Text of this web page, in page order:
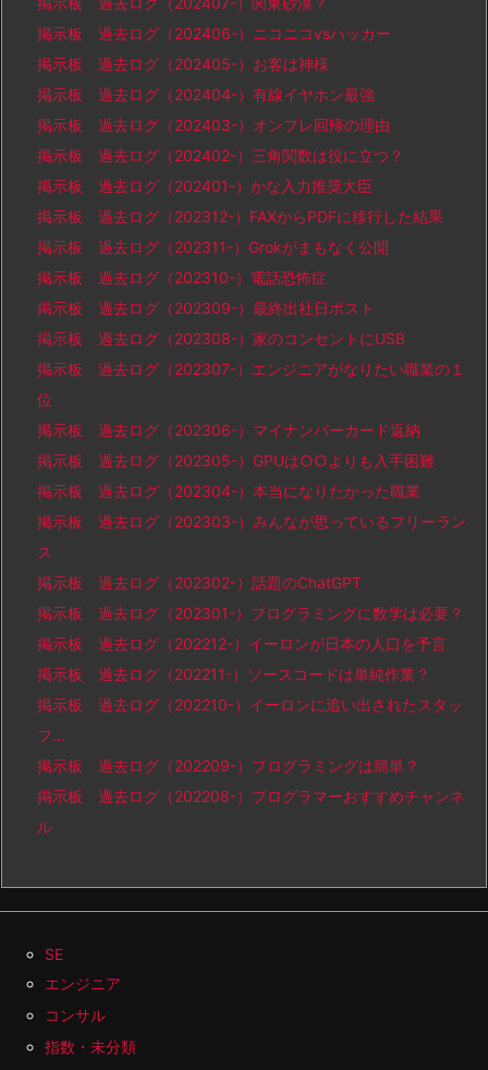
掲示板 過去ログ（202406-）ニコニコvsハッカー
掲示板 過去ログ（202405-）お客は神様
掲示板 過去ログ（202404-）有線イヤホン最強
掲示板 過去ログ（202403-）オンプレ回帰の理由
掲示板 過去ログ（202402-）三角関数は役に立つ？
掲示板 過去ログ（202401-）かな入力推奨大臣
掲示板 過去ログ（202312-）FAXからPDFに移行した結果
掲示板 過去ログ（202311-）Grokがまもなく公開
掲示板 過去ログ（202310-）電話恐怖症
掲示板 過去ログ（202309-）最終出社日ポスト
掲示板 過去ログ（202308-）家のコンセントにUSB
掲示板 過去ログ（202307-）エンジニアがなりたい職業の１
位
掲示板 過去ログ（202306-）マイナンバーカード返納
掲示板 過去ログ（202305-）GPUは○○よりも入手困難
掲示板 過去ログ（202304-）本当になりたかった職業
掲示板 過去ログ（202303-）みんなが思っているフリーラン
ス
掲示板 過去ログ（202302-）話題のChatGPT
掲示板 過去ログ（202301-）プログラミングに数学は必要？
掲示板 過去ログ（202212-）イーロンが日本の人口を予言
掲示板 過去ログ（202211-）ソースコードは単純作業？
掲示板 過去ログ（202210-）イーロンに追い出されたスタッ
フ…
掲示板 過去ログ（202209-）プログラミングは簡単？
掲示板 過去ログ（202208-）プログラマーおすすめチャンネ
ル
SE
エンジニア
コンサル
指数・未分類